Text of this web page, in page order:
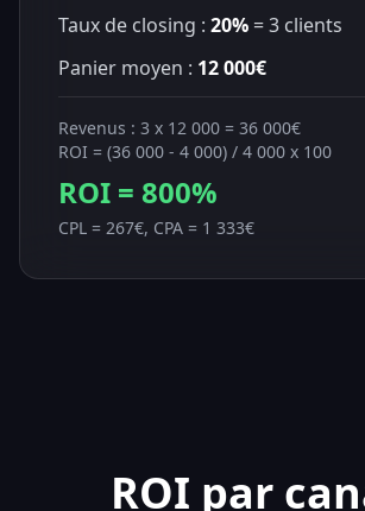
Taux de closing : 20% = 3 clients
Panier moyen : 12 000€
Revenus : 3 x 12 000 = 36 000€
ROI = (36 000 - 4 000) / 4 000 x 100
ROI = 800%
CPL = 267€, CPA = 1 333€
ROI par